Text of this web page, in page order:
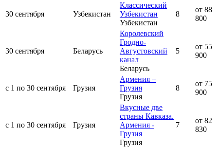
30 сентября Узбекистан
Классический
Узбекистан
Узбекистан
8
от 88
800
30 сентября Беларусь
Королевский
Гродно-
Августовский
канал
Беларусь
5
от 55
900
с 1 по 30 сентября Грузия
Армения +
Грузия
Грузия
8
от 75
900
с 1 по 30 сентября Грузия
Вкусные две
страны Кавказа.
Армения -
Грузия
Грузия
7
от 82
830